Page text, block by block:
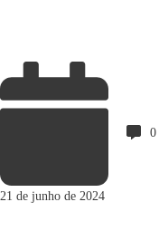
21 de junho de 2024
0